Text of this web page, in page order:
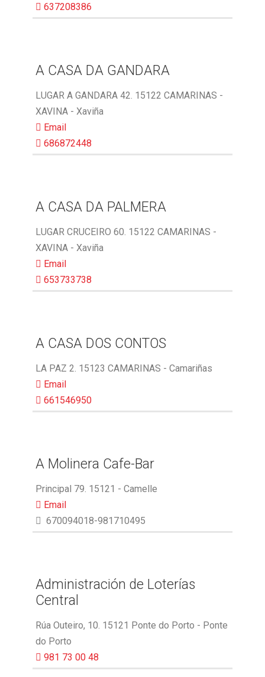
637208386
A CASA DA GANDARA
LUGAR A GANDARA 42. 15122 CAMARINAS -
XAVINA - Xaviña
Email
686872448
A CASA DA PALMERA
LUGAR CRUCEIRO 60. 15122 CAMARINAS -
XAVINA - Xaviña
Email
653733738
A CASA DOS CONTOS
LA PAZ 2. 15123 CAMARINAS - Camariñas
Email
661546950
A Molinera Cafe-Bar
Principal 79. 15121 - Camelle
Email
670094018-981710495
Administración de Loterías
Central
Rúa Outeiro, 10. 15121 Ponte do Porto - Ponte
do Porto
981 73 00 48